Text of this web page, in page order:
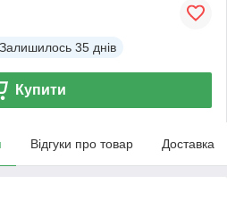
Залишилось 35 днів
Купити
Відгуки про товар Доставка